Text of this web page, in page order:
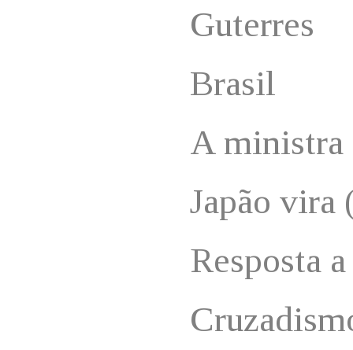
Guterres
Brasil
A ministra
Japão vira
Resposta